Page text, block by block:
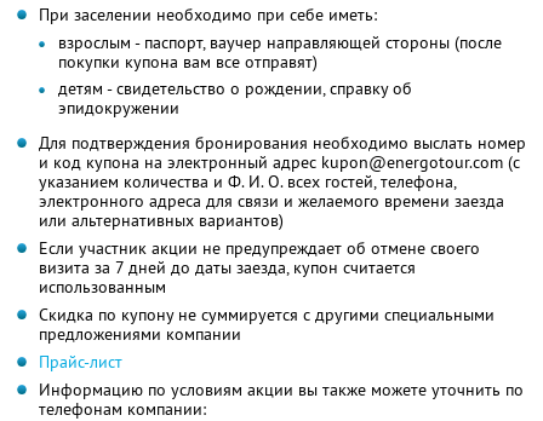
При заселении необходимо при себе иметь:
взрослым - паспорт, ваучер направляющей стороны (после
покупки купона вам все отправят)
детям - свидетельство о рождении, справку об
эпидокружении
Для подтверждения бронирования необходимо выслать номер
и код купона на электронный адрес kupon@energotour.com (с
указанием количества и Ф. И. О. всех гостей, телефона,
электронного адреса для связи и желаемого времени заезда
или альтернативных вариантов)
Если участник акции не предупреждает об отмене своего
визита за 7 дней до даты заезда, купон считается
использованным
Скидка по купону не суммируется с другими специальными
предложениями компании
Прайс-лист
Информацию по условиям акции вы также можете уточнить по
телефонам компании: